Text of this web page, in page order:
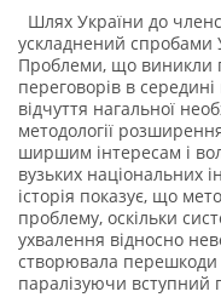
Шлях України до
ускладнений спробами
Проблеми, що виникли
переговорів в
відчуття нагальної
методології
ширшим інтересам і
вузьких національних
історія показує, що
проблему, оскільки
ухвалення відносно
створювала
паралізуючи вступний